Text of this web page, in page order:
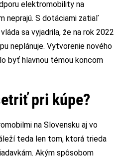
elektromobility na
neprajú. S dotáciami zatiaľ
sa vyjadrila, že na rok 2022
neplánuje. Vytvorenie nového
byť hlavnou témou koncom
pri kúpe?
na Slovensku aj vo
teda len tom, ktorá trieda
Akým spôsobom